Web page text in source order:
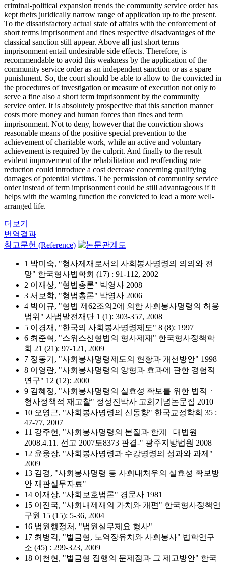
criminal-political expansion trends the community service order has
kept theirs juridically narrow range of application up to the present.
To the dissatisfactory actual state of affairs with the enforcement of
short terms imprisonment and fines respective disadvantages of the
classical sanction still appear. Above all just short terms
imprisonment entail undesirable side effects. Therefore, is
recommendable to avoid this weakness by the application of the
community service order as an independent sanction or as a spare
punishment. So, the court should be able to allow to the convicted in
the procedures of investigation or measure of execution not only to
serve a fine also a short term imprisonment by the community
service order. It is absolutely prospective that this sanction manner
costs more money and human forces than fines and term
imprisonment. Not to deny, however that the conviction shows
reasonable means of the positive special prevention to the
achievement of charitable work, while an active and voluntary
achievement is required by the culprit. And finally to the result
evident improvement of the rehabilitation and reoffending rate
reduction could introduce a cost decrease concerning qualifying
damages of potential victims. The permission of community service
order instead of term imprisonment could be still advantageous if it
helps with the warning function the convicted to lead a more well-
arranged life.
더보기
번역결과
참고문헌 (Reference)
1 박미숙, "형사제재로서의 사회봉사명령의 의의와 전
망" 한국형사법학회 (17) : 91-112, 2002
2 이재상, "형법총론" 박영사 2008
3 서보학, "형법총론" 박영사 2006
4 박이규, "형법 제62조의2에 의한 사회봉사명령의 허용
범위" 사법발전재단 1 (1): 303-357, 2008
5 이경재, "한국의 사회봉사명령제도" 8 (8): 1997
6 최준혁, "스위스신형법의 형사제재" 한국형사정책학
회 21 (21): 97-121, 2009
7 정동기, "사회봉사명령제도의 현황과 개선방안" 1998
8 이영란, "사회봉사명령의 양형과 효과에 관한 경험적
연구" 12 (12): 2000
9 김혜정, "사회봉사명령의 실효성 확보를 위한 법적ㆍ
형사정책적 재고찰" 정성진박사 고희기념논문집 2010
10 오영근, "사회봉사명령의 신동향" 한국교정학회 35 :
47-77, 2007
11 강주헌, "사회봉사명령의 본질과 한계 –대법원
2008.4.11. 선고 2007도8373 판결-" 광주지방법원 2008
12 윤웅장, "사회봉사명령과 수강명령의 성과와 과제"
2009
13 김경, "사회봉사명령 등 사회내처우의 실효성 확보방
안 재판실무자료"
14 이재상, "사회보호법론" 경문사 1981
15 이진국, "사회내제재의 가치와 개편" 한국형사정책연
구원 15 (15): 5-36, 2004
16 법원행정처, "법원실무제요 형사"
17 최병각, "벌금형, 노역장유치와 사회봉사" 법학연구
소 (45) : 299-323, 2009
18 이천현, "벌금형 집행의 문제점과 그 제고방안" 한국